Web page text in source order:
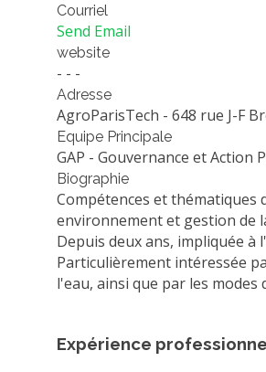
Courriel
Send Email
website
- - -
Adresse
AgroParisTech - 648 rue J-F
Equipe Principale
GAP - Gouvernance et Action
Biographie
Compétences et thématiques
environnement et gestion de
Depuis deux ans, impliquée
Particulièrement intéressée
l'eau, ainsi que par les
Expérience